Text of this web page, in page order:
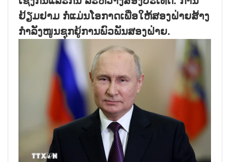
ຢ້ຽມຢາມ ກໍ່ແມ່ນໂອກາດເພື່ອໃຫ້ສອງຝ່າຍສ້າງ
ກຳລັງໜູນຊຸກຍູ້ການພົວພັນສອງຝ່າຍ.